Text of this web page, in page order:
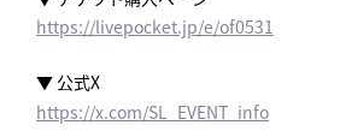
https://livepocket.jp/e/of0531
▼ 公式X
https://x.com/SL_EVENT_info